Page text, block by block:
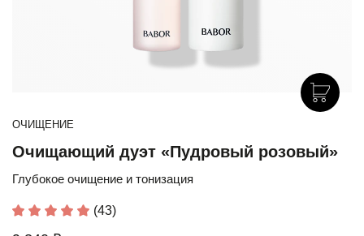
ОЧИЩЕНИЕ
Очищающий дуэт «Пудровый розовый»
Глубокое очищение и тонизация
(43)